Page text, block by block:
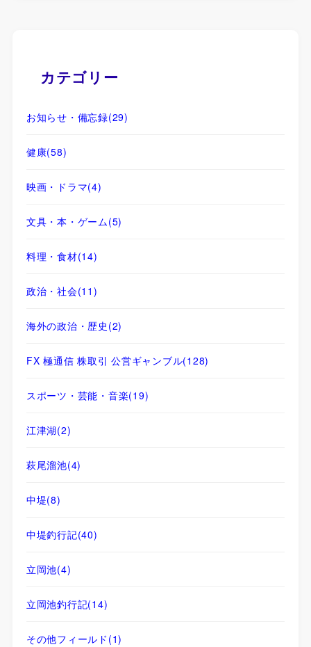
カテゴリー
お知らせ・備忘録(29)
健康(58)
映画・ドラマ(4)
文具・本・ゲーム(5)
料理・食材(14)
政治・社会(11)
海外の政治・歴史 (2)
FX 極通信 株取引 公営ギャンブル(128)
スポーツ・芸能・音楽(19)
江津湖(2)
萩尾溜池(4)
中堤(8)
中堤釣行記(40)
立岡池(4)
立岡池釣行記(14)
その他フィールド (1)